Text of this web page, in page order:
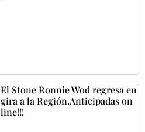
El Stone Ronnie Wod regresa en
gira a la Región.Anticipadas on
line!!!